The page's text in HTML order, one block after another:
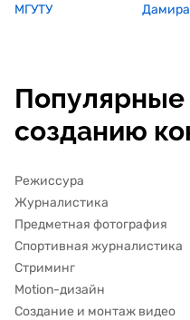
МГУТУ
созданию
Режиссура
Журналистика
Предметная фотография
Спортивная журналистика
Стриминг
Motion-дизайн
Создание и монтаж видео